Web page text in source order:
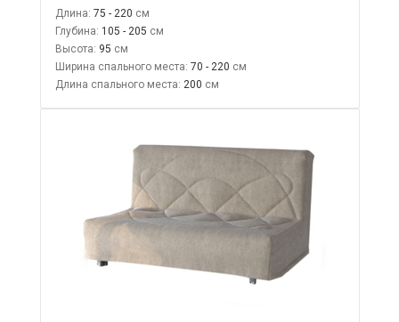
Длина: 75 - 220
Глубина: 105 - 205
Высота: 95
Ширина спального места: 70 - 220
Длина спального места: 200